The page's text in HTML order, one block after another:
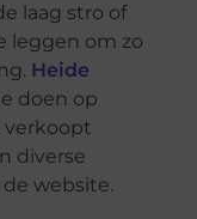
laag stro of
leggen om zo
Heide
doen op
verkoopt
diverse
website.